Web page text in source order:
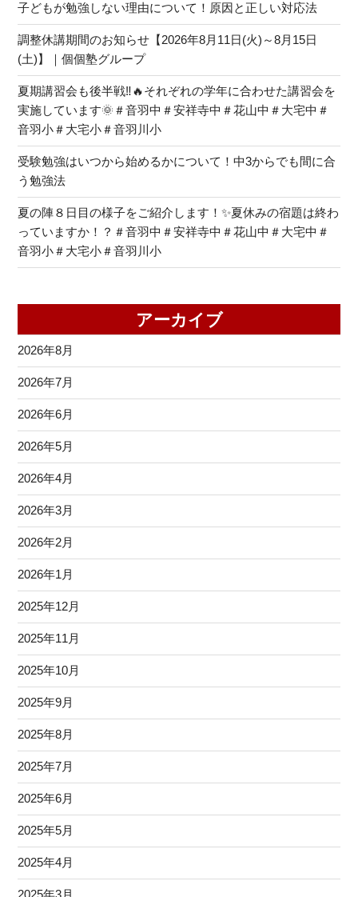
子どもが勉強しない理由について！原因と正しい対応法
調整休講期間のお知らせ【2026年8月11日(火)～8月15日
(土)】｜個個塾グループ
夏期講習会も後半戦‼🔥それぞれの学年に合わせた講習会を
実施しています🌞＃音羽中＃安祥寺中＃花山中＃大宅中＃
音羽小＃大宅小＃音羽川小
受験勉強はいつから始めるかについて！中3からでも間に合
う勉強法
夏の陣８日目の様子をご紹介します！✨夏休みの宿題は終わ
っていますか！？＃音羽中＃安祥寺中＃花山中＃大宅中＃
音羽小＃大宅小＃音羽川小
アーカイブ
2026年8月
2026年7月
2026年6月
2026年5月
2026年4月
2026年3月
2026年2月
2026年1月
2025年12月
2025年11月
2025年10月
2025年9月
2025年8月
2025年7月
2025年6月
2025年5月
2025年4月